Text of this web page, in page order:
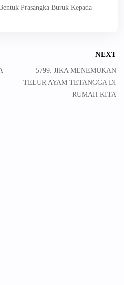
Prasangka Buruk Kepada
NEXT
5799. JIKA MENEMUKAN
TELUR AYAM TETANGGA DI
RUMAH KITA